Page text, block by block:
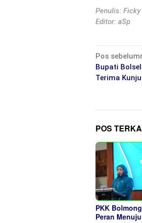
Penulis: Ficky
Editor: aSp
pos
Pos
Bupati
Terima
POS
PKK
Peran